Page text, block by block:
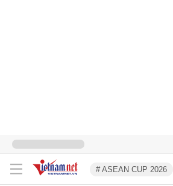
# ASEAN CUP 2026